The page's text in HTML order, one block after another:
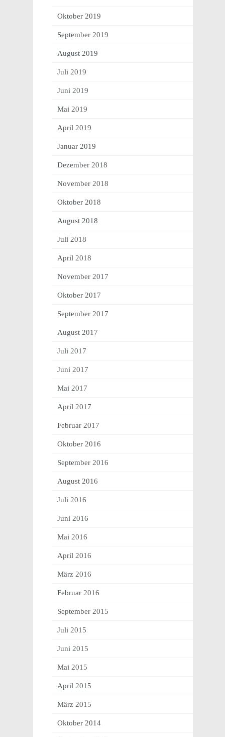
Oktober 2019
September 2019
August 2019
Juli 2019
Juni 2019
Mai 2019
April 2019
Januar 2019
Dezember 2018
November 2018
Oktober 2018
August 2018
Juli 2018
April 2018
November 2017
Oktober 2017
September 2017
August 2017
Juli 2017
Juni 2017
Mai 2017
April 2017
Februar 2017
Oktober 2016
September 2016
August 2016
Juli 2016
Juni 2016
Mai 2016
April 2016
März 2016
Februar 2016
September 2015
Juli 2015
Juni 2015
Mai 2015
April 2015
März 2015
Oktober 2014